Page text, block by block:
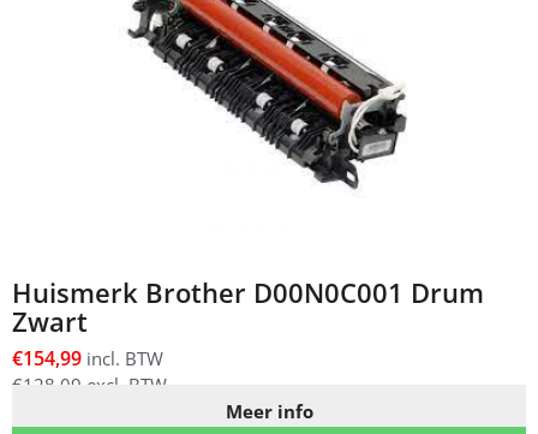
Huismerk Brother D00N0C001 Drum
Zwart
€154,99 incl. BTW
€128,09 excl. BTW
Meer info